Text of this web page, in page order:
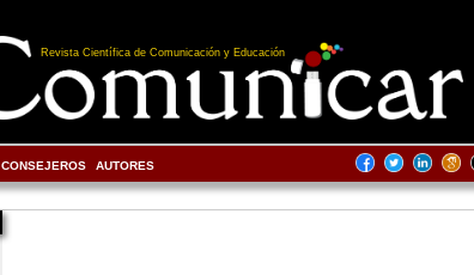
Revista Científica de Comunicación y Educación
CONSEJEROS AUTORES